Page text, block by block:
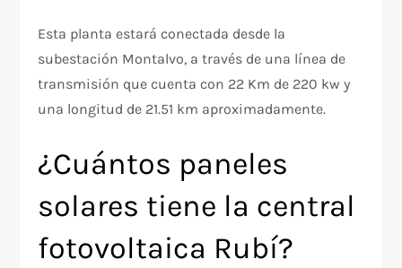
Esta planta estará conectada desde la
subestación Montalvo, a través de una línea de
transmisión que cuenta con 22 Km de 220 kw y
una longitud de 21.51 km aproximadamente.
¿Cuántos paneles
solares tiene la central
fotovoltaica Rubí?